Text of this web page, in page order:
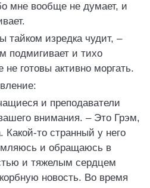
мне вообще не думает, и
тайком изредка чудит, –
подмигивает и тихо
готовы активно моргать.
и преподаватели
внимания. – Это Грэм,
Какой-то странный у него
и обращаюсь в
и тяжелым сердцем
новость. Во время